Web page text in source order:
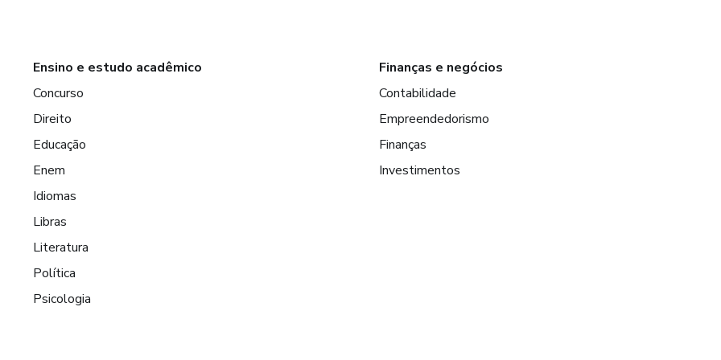
Ensino e estudo acadêmico
Concurso
Direito
Educação
Enem
Idiomas
Libras
Literatura
Política
Psicologia
Finanças e negócios
Contabilidade
Empreendedorismo
Finanças
Investimentos